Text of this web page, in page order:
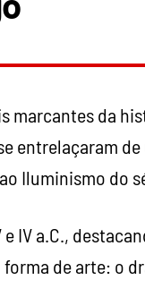
marcantes da
entrelaçaram
Iluminismo do
IV a.C.,
de arte: o